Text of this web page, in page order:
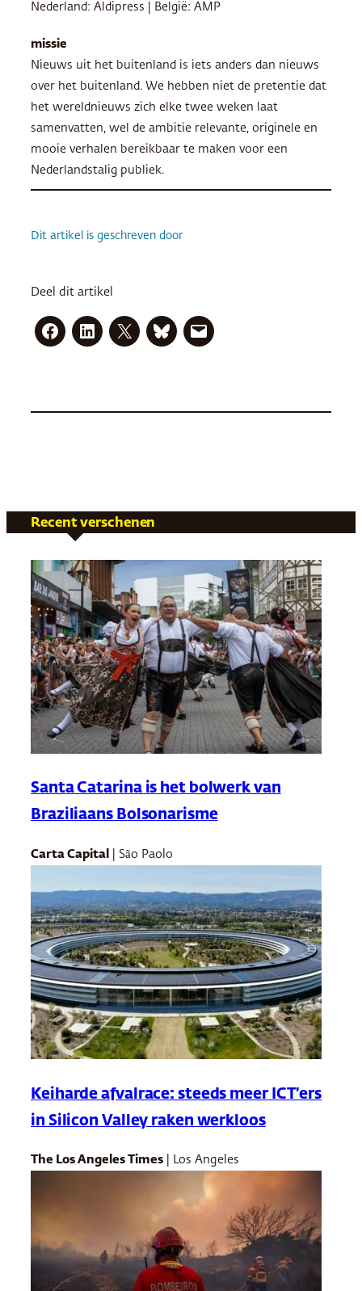
Nederland: Aldipress | België: AMP
missie
Nieuws uit het buitenland is iets anders dan nieuws
over het buitenland. We hebben niet de pretentie dat
het wereldnieuws zich elke twee weken laat
samenvatten, wel de ambitie relevante, originele en
mooie verhalen bereikbaar te maken voor een
Nederlandstalig publiek.
Dit artikel is geschreven door
Deel dit artikel
Recent verschenen
Santa Catarina is het bolwerk van
Braziliaans Bolsonarisme
Carta Capital | São Paolo
Keiharde afvalrace: steeds meer ICT’ers
in Silicon Valley raken werkloos
The Los Angeles Times | Los Angeles